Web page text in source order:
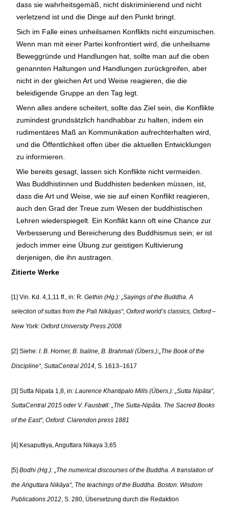
dass sie wahrheitsgemäß, nicht diskriminierend und nicht
verletzend ist und die Dinge auf den Punkt bringt.
Sich im Falle eines unheilsamen Konflikts nicht einzumischen.
Wenn man mit einer Partei konfrontiert wird, die unheilsame
Beweggründe und Handlungen hat, sollte man auf die oben
genannten Haltungen und Handlungen zurückgreifen, aber
nicht in der gleichen Art und Weise reagieren, die die
beleidigende Gruppe an den Tag legt.
Wenn alles andere scheitert, sollte das Ziel sein, die Konflikte
zumindest grundsätzlich handhabbar zu halten, indem ein
rudimentäres Maß an Kommunikation aufrechterhalten wird,
und die Öffentlichkeit offen über die aktuellen Entwicklungen
zu informieren.
Wie bereits gesagt, lassen sich Konflikte nicht vermeiden.
Was Buddhistinnen und Buddhisten bedenken müssen, ist,
dass die Art und Weise, wie sie auf einen Konflikt reagieren,
auch den Grad der Treue zum Wesen der buddhistischen
Lehren wiederspiegelt. Ein Konflikt kann oft eine Chance zur
Verbesserung und Bereicherung des Buddhismus sein; er ist
jedoch immer eine Übung zur geistigen Kultivierung
derjenigen, die ihn austragen.
Zitierte Werke
[1] Vin. Kd. 4,1,11 ff., in: R.Gethin (Hg.): „Sayings of the Buddha. A
selection of suttas from the Pali Nikāyas“, Oxford world’s classics, Oxford –
New York: Oxford University Press 2008
[2] Siehe: I. B. Horner, B. Isaline, B. Brahmali (Übers.): „The Book of the
Discipline“, SuttaCentral 2014 , S. 1613–1617
[3] Sutta Nipata 1,8, in:Laurence Khantipalo Mills (Übers.): „Sutta Nipāta“,
SuttaCentral 2015 oder V. Fausbøll: „The Sutta-Nipâta. The Sacred Books
of the East“, Oxford: Clarendon press 1881
[4] Kesaputtiya, Anguttara Nikaya 3,65
[5]Bodhi (Hg.): „The numerical discourses of the Buddha. A translation of
the Aṅguttara Nikāya“, The teachings of the Buddha. Boston: Wisdom
Publications 2012 , S. 280, Übersetzung durch die Redaktion